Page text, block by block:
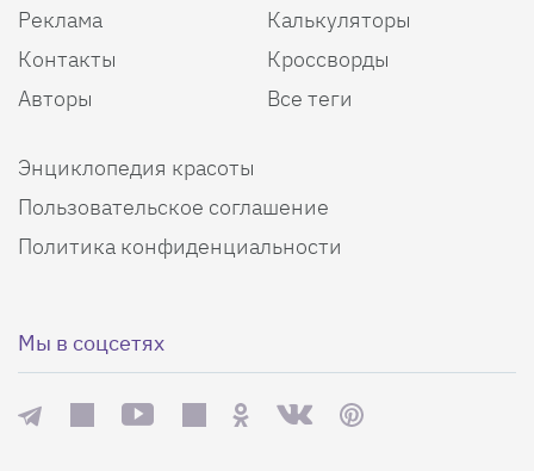
Реклама
Контакты
Авторы
Калькуляторы
Кроссворды
Все теги
Энциклопедия красоты
Пользовательское соглашение
Политика конфиденциальности
Мы в соцсетях